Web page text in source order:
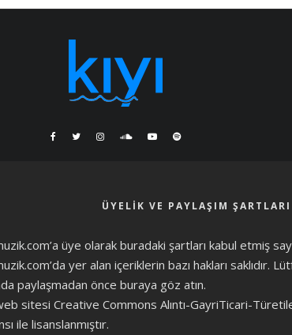
ÜYELIK VE PAYLAŞIM ŞARTLARI
üye olarak buradaki şartları kabul etmiş
yer alan içeriklerin bazı hakları saklıdır.
paylaşmadan önce buraya göz atın.
sitesi Creative Commons Alıntı-GayriTicari-
ile lisanslanmıştır.